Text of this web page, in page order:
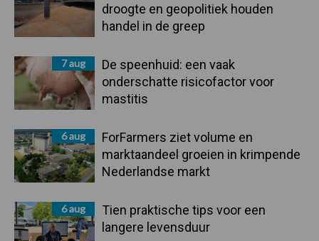
droogte en geopolitiek houden
handel in de greep
7 aug
De speenhuid: een vaak
onderschatte risicofactor voor
mastitis
6 aug
ForFarmers ziet volume en
marktaandeel groeien in krimpende
Nederlandse markt
6 aug
Tien praktische tips voor een
langere levensduur